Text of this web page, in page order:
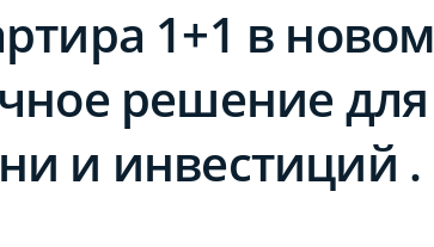
1+1 в новом
решение для
и инвестиций .